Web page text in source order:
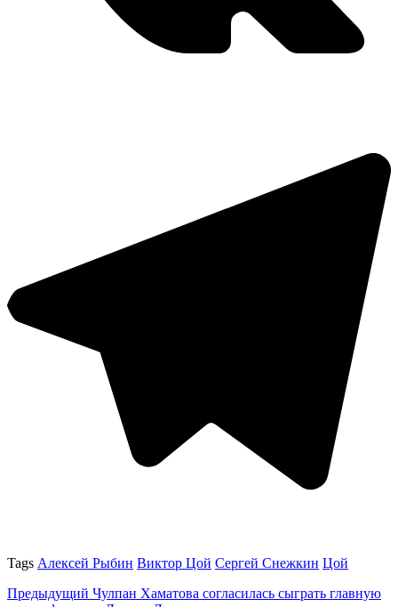
Tags Алексей Рыбин Виктор Цой Сергей Снежкин Цой
Предыдущий Чулпан Хаматова согласилась сыграть главную